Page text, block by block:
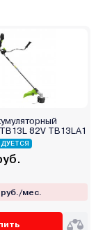
82V TB13LA1
мес.